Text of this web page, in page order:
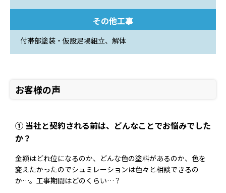
その他工事
付帯部塗装・仮設足場組立、解体
お客様の声
① 当社と契約される前は、どんなことでお悩みでした
か？
金額はどれ位になるのか、どんな色の塗料があるのか、色を
変えたかったのでシュミレーションは色々と相談できるの
か…。工事期間はどのくらい…？